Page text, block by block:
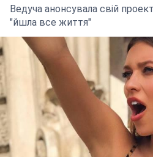
Ведуча анонсувала свій
"йшла все життя"